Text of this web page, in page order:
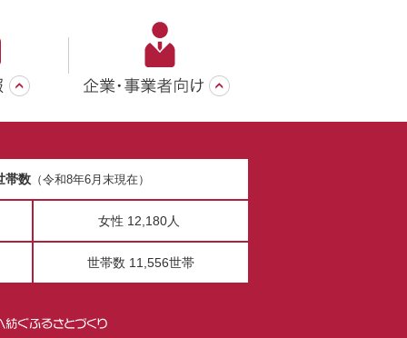
帯数（令和8年6月末現在）
女性 12,180人
世帯数 11,556世帯